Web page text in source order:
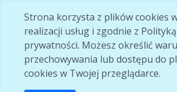
Strona korzysta z plików cookies
realizacji usług i zgodnie z Polityką
prywatności. Możesz określić
przechowywania lub dostępu do
cookies w Twojej przeglądarce.